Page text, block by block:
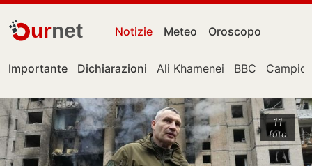
urnet Notizie Meteo Oroscopo
Importante Dichiarazioni Ali Khamenei BBC
11
foto